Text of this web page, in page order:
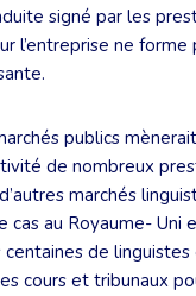
signé par les
l’entreprise ne forme
publics
de nombreux
marchés
cas au Royaume- Uni
centaines de
cours et tribunaux